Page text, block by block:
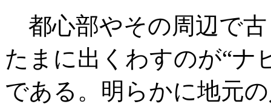
都心部やその周辺で
たまに出くわすのが“ナ
である。明らかに地元